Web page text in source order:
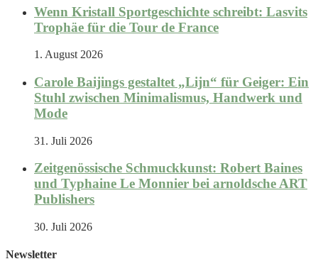
Wenn Kristall Sportgeschichte schreibt: Lasvits
Trophäe für die Tour de France
1. August 2026
Carole Baijings gestaltet „Lijn“ für Geiger: Ein
Stuhl zwischen Minimalismus, Handwerk und
Mode
31. Juli 2026
Zeitgenössische Schmuckkunst: Robert Baines
und Typhaine Le Monnier bei arnoldsche ART
Publishers
30. Juli 2026
Newsletter